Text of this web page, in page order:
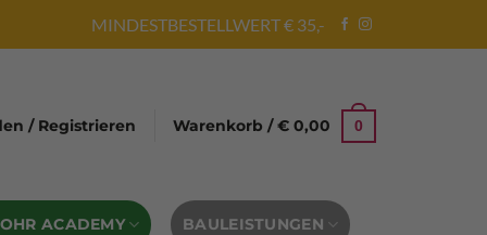
MINDESTBESTELLWERT € 35,-
/ Registrieren Warenkorb /€ 0,00 0
ACADEMY BAULEISTUNGEN